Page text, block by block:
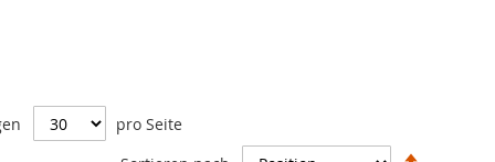
pro Seite